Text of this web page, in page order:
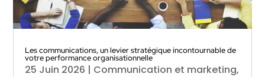
Les communications, un levier stratégique incontournable de
votre performance organisationnelle
25 Juin 2026 | Communication et marketing,